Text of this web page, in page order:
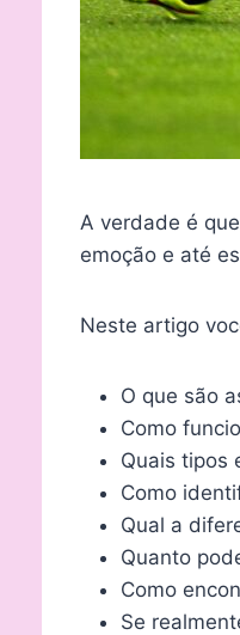
A verdade é
emoção e até
Neste artigo
O que são
Como
Quais tipos
Como
Qual a
Quanto
Como
Se